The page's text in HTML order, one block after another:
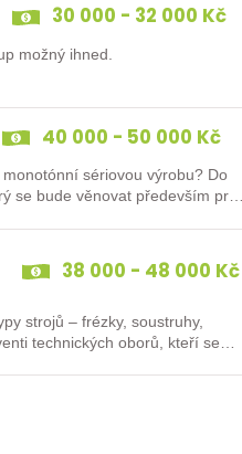
30 000 - 32 000 Kč
možný ihned.
40 000 - 50 000 Kč
sériovou výrobu? Do
se bude věnovat především práci
38 000 - 48 000 Kč
strojů – frézky, soustruhy,
technických oborů, kteří se…